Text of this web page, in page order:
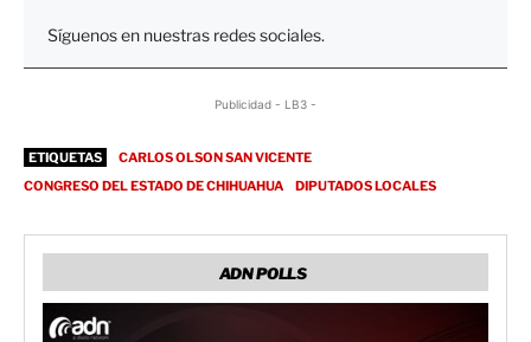
Síguenos en nuestras redes sociales.
Publicidad - LB3 -
ETIQUETAS
CARLOS OLSON SAN VICENTE
CONGRESO DEL ESTADO DE CHIHUAHUA
DIPUTADOS LOCALES
ADN POLLS